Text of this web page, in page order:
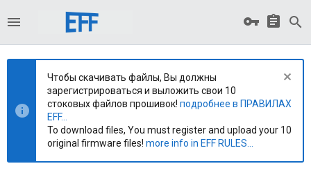
Чтобы скачивать файлы, Вы должны
зарегистрироваться и выложить свои 10
стоковых файлов прошивок! подробнее в ПРАВИЛАХ
EFF...
To download files, You must register and upload your 10
original firmware files! more info in EFF RULES...